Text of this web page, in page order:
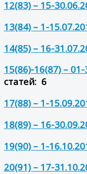
12(83) – 15-
13(84) – 1-
14(85) – 16-
15(86)-16(87) –
статей: 6
17(88) – 1-
18(89) – 16-
19(90) – 1-
20(91) – 17-